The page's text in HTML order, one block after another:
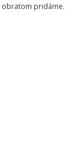
obratom pridáme.